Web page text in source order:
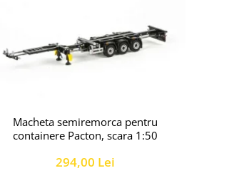
Macheta semiremorca pentru
containere Pacton, scara 1:50
294,00 Lei